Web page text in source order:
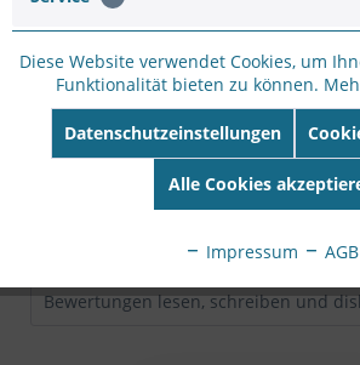
Hersteller:
I-PRO
Hersteller Artikel-
WV-S15600-V2L
EAN:
4582619071443
Bewertungen lesen, schreiben und
Diese Website verwendet Cookies, um
Funktionalität bieten zu können.
Datenschutzeinstellungen
Alle Cookies
Impressum AGB